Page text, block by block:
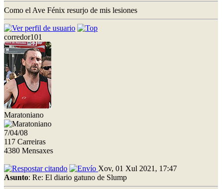
Como el Ave Fénix resurjo de mis lesiones
corredor101
Maratoniano
7/04/08
117 Carreiras
4380 Mensaxes
Xov, 01 Xul 2021, 17:47
Asunto: Re: El diario gatuno de Slump